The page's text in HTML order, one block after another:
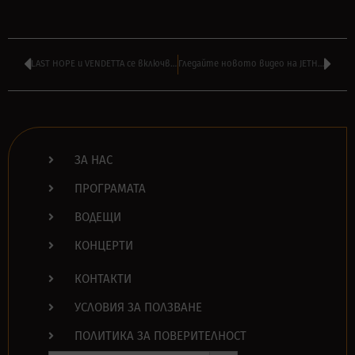
LAST HOPE и VENDETTA се включват в бомбата HARDCORE X-MASS 2021 Гледайте новото видео на JETHRO TULL – ‘Sad City Sisters’
ЗА НАС
ПРОГРАМАТА
ВОДЕЩИ
КОНЦЕРТИ
КОНТАКТИ
УСЛОВИЯ ЗА ПОЛЗВАНЕ
ПОЛИТИКА ЗА ПОВЕРИТЕЛНОСТ
Search Button